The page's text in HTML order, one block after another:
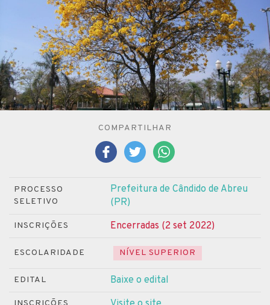
COMPARTILHAR
PROCESSO
SELETIVO
Prefeitura de Cândido de Abreu
(PR)
INSCRIÇÕES Encerradas (2 set 2022)
ESCOLARIDADE NÍVEL SUPERIOR
EDITAL Baixe o edital